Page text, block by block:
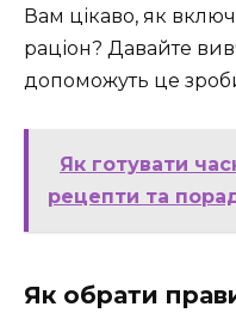
Вам цікаво, як
раціон? Давайте
допоможуть це
Як готувати
рецепти та
Як обрати